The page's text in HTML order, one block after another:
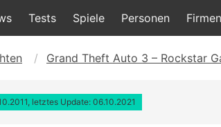
Tests Spiele Personen Firmen
Grand Theft Auto 3 – Rockstar
letztes Update: 06.10.2021